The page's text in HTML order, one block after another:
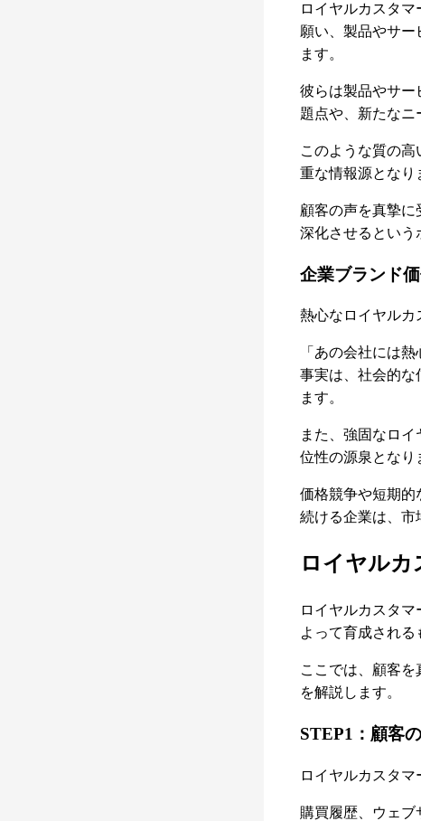
ロイヤルカスタ
願い、製品やサー
ます。
彼らは製品やサー
題点や、新たなニ
このような質の
重な情報源となり
顧客の声を真摯
深化させるという
企業ブランド
熱心なロイヤルカ
「あの会社には
事実は、社会的な
ます。
また、強固なロ
位性の源泉となり
価格競争や短期的
続ける企業は、市
ロイヤルカ
ロイヤルカスタ
よって育成される
ここでは、顧客
を解説します。
STEP1：顧客
ロイヤルカスタ
購買履歴、ウェ